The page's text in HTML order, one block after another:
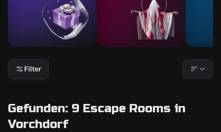
Filter
Gefunden: 9 Escape Rooms in
Vorchdorf